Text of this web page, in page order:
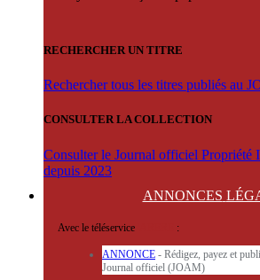
RECHERCHER UN TITRE
Rechercher tous les titres publiés au
CONSULTER LA COLLECTION
Consulter le Journal officiel Propriété
depuis 2023
ANNONCES
Avec le téléservice :
ANNONCE - Rédigez, payez et
Journal officiel (JOAM)